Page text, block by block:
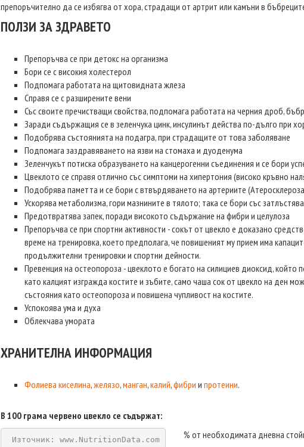
препоръчително да се избягва от хора, страдащи от артрит или камъни в
ПОЛЗИ ЗА ЗДРАВЕТО
Препоръчва се при детокс на организма
Бори се с високия холестерол
Подпомага работата на щитовидната жлеза
Справя се с разширените вени
Със своите пречистващи свойства, подпомага работата на черния дроб,
Заради съдържащия се в зеленчука цинк, инсулинът действа по-дълго при
Подобрява състоянията на подагра, при страдащите от това заболяване
Подпомага заздравяването на язви на стомаха и дуоденума
Зеленчукът потиска образуването на канцерогенни съединения и се бори
Цвеклото се справя отлично със симптоми на хипертония (високо кръвно
Подобрява паметта и се бори с втвърдяването на артериите
Ускорява метаболизма, гори мазнините в тялото; така се бори със
Предотвратява запек, поради високото съдържание на фибри и целулоза
Препоръчва се при спортни активности - сокът от цвекло е доказано
време на тренировка, което предполага, че повишеният му прием има
продължителни тренировки и спортни дейности.
Превенция на остеопороза - цвеклото е богато на силициев диоксид, който
като калцият изгражда костите и зъбите, само чаша сок от цвекло на ден
състояния като остеопороза и повишена чупливост на костите.
Успокоява ума и духа
Облекчава умората
ХРАНИТЕЛНА ИНФОРМАЦИЯ
Фолиева киселина,желязо,манган,калий,фибри и протеини.
В 100 грама червено цвекло се съдържат:
Източник: www.NutritionData.com % от необходимата дневна